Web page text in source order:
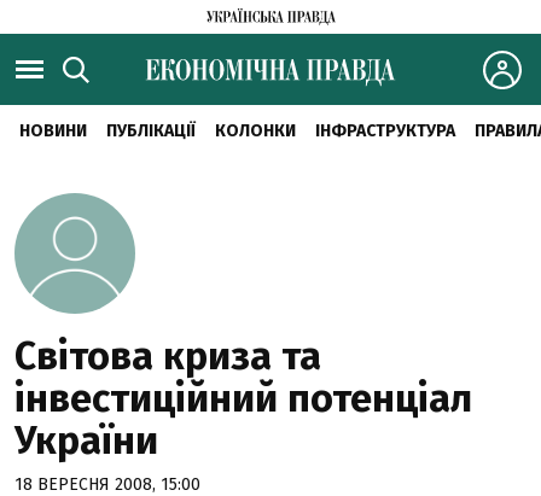
НОВИНИ ПУБЛІКАЦІЇ КОЛОНКИ ІНФРАСТРУКТУРА
Світова криза та
інвестиційний потенціал
України
18 ВЕРЕСНЯ 2008, 15:00